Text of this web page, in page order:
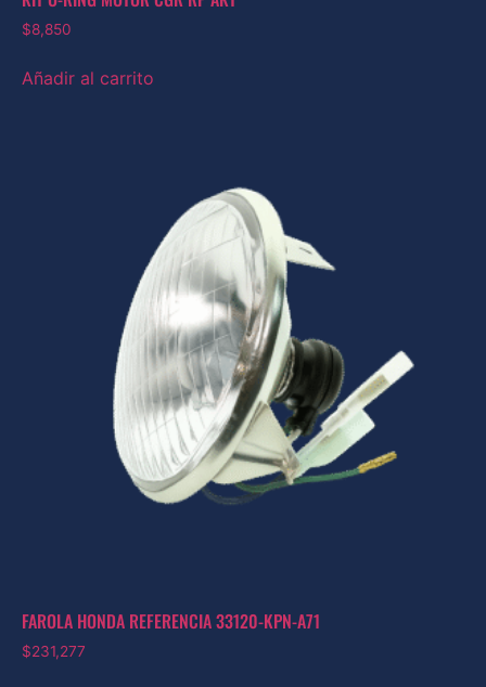
$8,850
Añadir al carrito
FAROLA HONDA REFERENCIA 33120-KPN-A71
$231,277